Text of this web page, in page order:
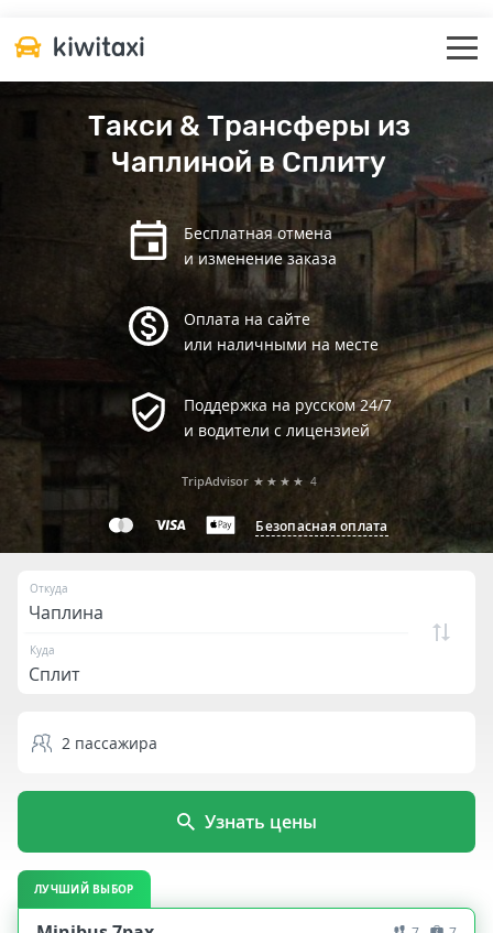
Такси & Трансферы из
Чаплиной в Сплиту
Бесплатная отмена
и изменение заказа
Оплата на сайте
или наличными на месте
Поддержка на русском 24/7
и водители с лицензией
Безопасная оплата
TripAdvisor ★★★★ 4
Откуда
Куда
2 пассажира
Узнать цены
ЛУЧШИЙ ВЫБОР